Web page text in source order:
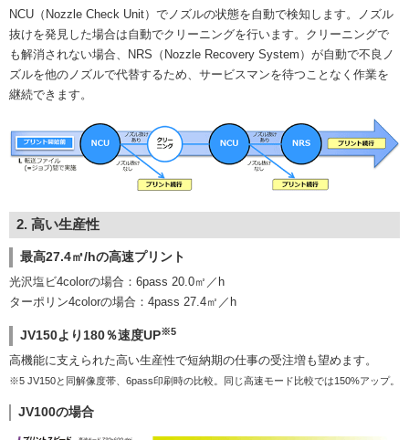
NCU（Nozzle Check Unit）でノズルの状態を自動で検知します。ノズル
抜けを発見した場合は自動でクリーニングを行います。クリーニングで
も解消されない場合、NRS（Nozzle Recovery System）が自動で不良ノ
ズルを他のノズルで代替するため、サービスマンを待つことなく作業を
継続できます。
2. 高い生産性
最高27.4㎡/hの高速プリント
光沢塩ビ4colorの場合：6pass 20.0㎡／h
ターポリン4colorの場合：4pass 27.4㎡／h
JV150より180％速度UP※5
高機能に支えられた高い生産性で短納期の仕事の受注増も望めます。
※5 JV150と同解像度帯、6pass印刷時の比較。同じ高速モード比較では150%アップ。
JV100の場合